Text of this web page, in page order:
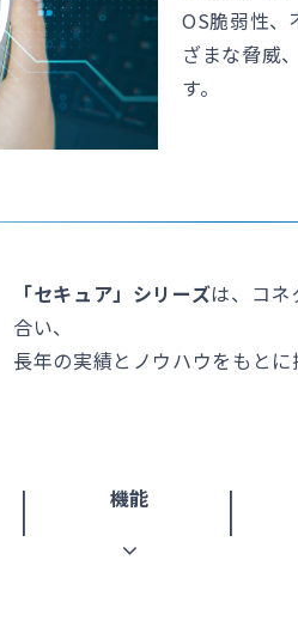
OS脆弱性、
ざまな脅威
す。
「セキュア」シリーズは、コネ
合い、
長年の実績とノウハウをもとに
機能